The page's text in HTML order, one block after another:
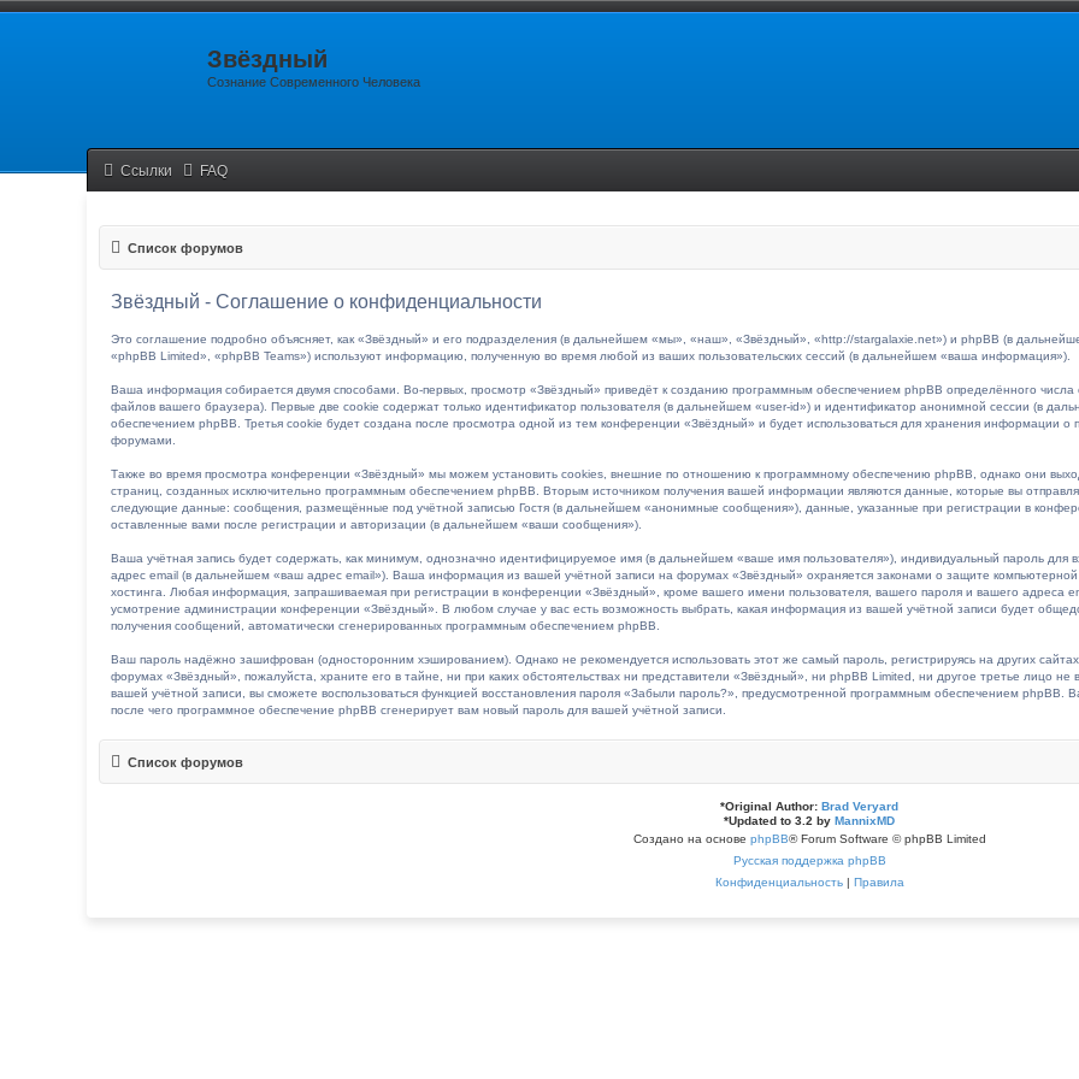
Звёздный
Сознание Современного Человека
Ссылки FAQ
Список форумов
Звёздный - Соглашение о конфиденциальности
Это соглашение подробно объясняет, как «Звёздный» и его подразделения (в дальнейшем «мы», «наш», «Звёздный», «http://stargalaxie.net») и phpBB (в
«phpBB Limited», «phpBB Teams») используют информацию, полученную во время любой из ваших пользовательских сессий (в дальнейшем «ваша информация»).
Ваша информация собирается двумя способами. Во-первых, просмотр «Звёздный» приведёт к созданию программным обеспечением phpBB определённого
файлов вашего браузера). Первые две cookie содержат только идентификатор пользователя (в дальнейшем «user-id») и идентификатор анонимной сессии (в
обеспечением phpBB. Третья cookie будет создана после просмотра одной из тем конференции «Звёздный» и будет использоваться для хранения информации
форумами.
Также во время просмотра конференции «Звёздный» мы можем установить cookies, внешние по отношению к программному обеспечению phpBB, однако они
страниц, созданных исключительно программным обеспечением phpBB. Вторым источником получения вашей информации являются данные, которые вы
следующие данные: сообщения, размещённые под учётной записью Гостя (в дальнейшем «анонимные сообщения»), данные, указанные при регистрации в
оставленные вами после регистрации и авторизации (в дальнейшем «ваши сообщения»).
Ваша учётная запись будет содержать, как минимум, однозначно идентифицируемое имя (в дальнейшем «ваше имя пользователя»), индивидуальный пароль
адрес email (в дальнейшем «ваш адрес email»). Ваша информация из вашей учётной записи на форумах «Звёздный» охраняется законами о защите
хостинга. Любая информация, запрашиваемая при регистрации в конференции «Звёздный», кроме вашего имени пользователя, вашего пароля и вашего адреса
усмотрение администрации конференции «Звёздный». В любом случае у вас есть возможность выбрать, какая информация из вашей учётной записи будет
получения сообщений, автоматически сгенерированных программным обеспечением phpBB.
Ваш пароль надёжно зашифрован (односторонним хэшированием). Однако не рекомендуется использовать этот же самый пароль, регистрируясь на других
форумах «Звёздный», пожалуйста, храните его в тайне, ни при каких обстоятельствах ни представители «Звёздный», ни phpBB Limited, ни другое третье лицо
вашей учётной записи, вы сможете воспользоваться функцией восстановления пароля «Забыли пароль?», предусмотренной программным обеспечением phpBB.
после чего программное обеспечение phpBB сгенерирует вам новый пароль для вашей учётной записи.
Список форумов
*Original Author: Brad Veryard
*Updated to 3.2 by MannixMD
Создано на основе phpBB® Forum Software © phpBB Limited
Русская поддержка phpBB
Конфиденциальность| Правила